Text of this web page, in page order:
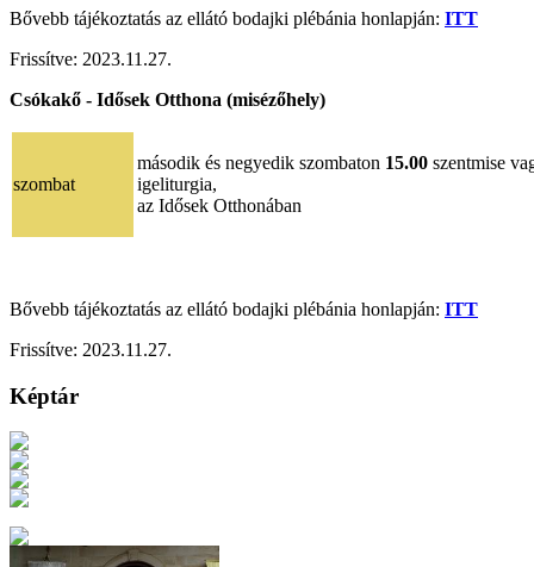
Bővebb tájékoztatás az ellátó bodajki plébánia honlapján: ITT
Frissítve: 2023.11.27.
Csókakő - Idősek Otthona (misézőhely)
szombat
második és negyedik szombaton 15.00 szentmise
igeliturgia,
az Idősek Otthonában
Bővebb tájékoztatás az ellátó bodajki plébánia honlapján: ITT
Frissítve: 2023.11.27.
Képtár